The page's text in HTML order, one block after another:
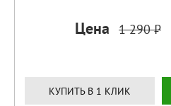
Цена 1 290 ₽
КУПИТЬ В 1 КЛИК